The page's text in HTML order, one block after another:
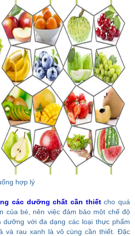
hợp lý
các dưỡng chất cần thiếtcho quá
của bé, nên việc đảm bảo một chế độ
dưỡng với đa dạng các loại thực phẩm
và rau xanh là vô cùng cần thiết. Đặc